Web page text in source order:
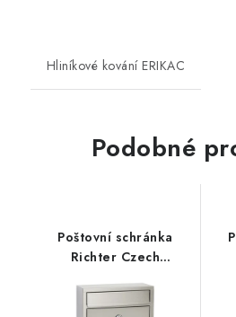
Hliníkové kování ERIKAC
Podobné
Poštovní schránka
Richter Czech